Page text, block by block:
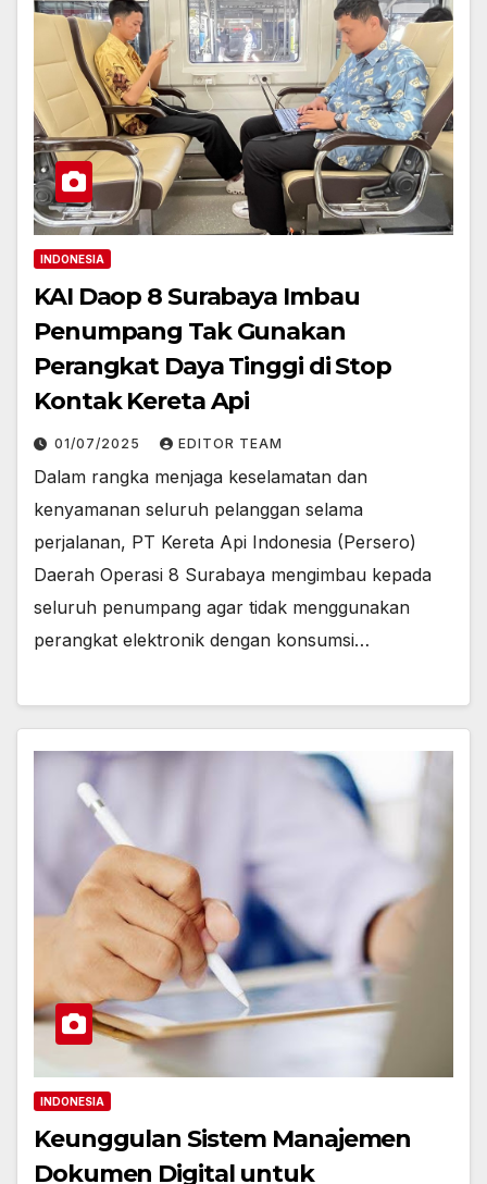
INDONESIA
KAI Daop 8 Surabaya Imbau
Penumpang Tak Gunakan
Perangkat Daya Tinggi di Stop
Kontak Kereta Api
01/07/2025 EDITOR TEAM
Dalam rangka menjaga keselamatan dan
kenyamanan seluruh pelanggan selama
perjalanan, PT Kereta Api Indonesia (Persero)
Daerah Operasi 8 Surabaya mengimbau kepada
seluruh penumpang agar tidak menggunakan
perangkat elektronik dengan konsumsi…
INDONESIA
Keunggulan Sistem Manajemen
Dokumen Digital untuk